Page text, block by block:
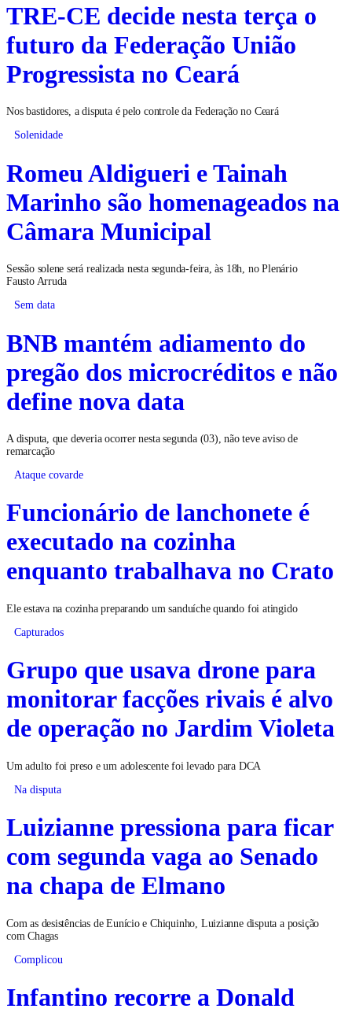
TRE-CE decide nesta terça o
futuro da Federação União
Progressista no Ceará
Nos bastidores, a disputa é pelo controle da Federação no Ceará
Solenidade
Romeu Aldigueri e Tainah
Marinho são homenageados na
Câmara Municipal
Sessão solene será realizada nesta segunda-feira, às 18h, no Plenário
Fausto Arruda
Sem data
BNB mantém adiamento do
pregão dos microcréditos e não
define nova data
A disputa, que deveria ocorrer nesta segunda (03), não teve aviso de
remarcação
Ataque covarde
Funcionário de lanchonete é
executado na cozinha
enquanto trabalhava no Crato
Ele estava na cozinha preparando um sanduíche quando foi atingido
Capturados
Grupo que usava drone para
monitorar facções rivais é alvo
de operação no Jardim Violeta
Um adulto foi preso e um adolescente foi levado para DCA
Na disputa
Luizianne pressiona para ficar
com segunda vaga ao Senado
na chapa de Elmano
Com as desistências de Eunício e Chiquinho, Luizianne disputa a posição
com Chagas
Complicou
Infantino recorre a Donald